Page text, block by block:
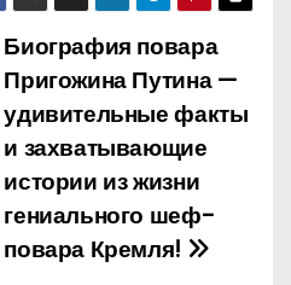
Биография повара
Пригожина Путина —
удивительные факты
и захватывающие
истории из жизни
гениального шеф-
повара Кремля!